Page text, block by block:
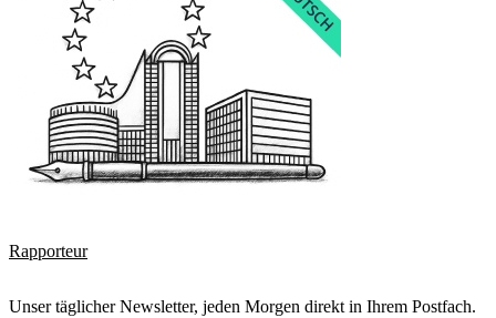
Rapporteur
Unser täglicher Newsletter, jeden Morgen direkt in Ihrem Postfach.